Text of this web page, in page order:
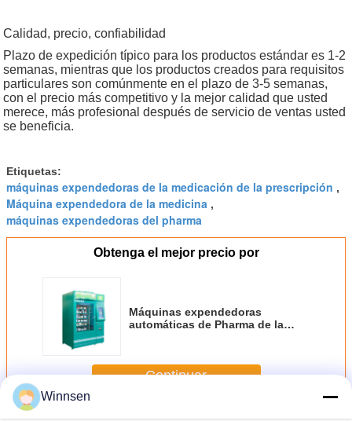
Calidad, precio, confiabilidad
Plazo de expedición típico para los productos estándar es 1-2
semanas, mientras que los productos creados para requisitos
particulares son comúnmente en el plazo de 3-5 semanas,
con el precio más competitivo y la mejor calidad que usted
merece, más profesional después de servicio de ventas usted
se beneficia.
Etiquetas:
máquinas expendedoras de la medicación de la prescripción ,
Máquina expendedora de la medicina ,
máquinas expendedoras del pharma
Obtenga el mejor precio por
Máquinas expendedoras
automáticas de Pharma de la
Continuar
Winnsen